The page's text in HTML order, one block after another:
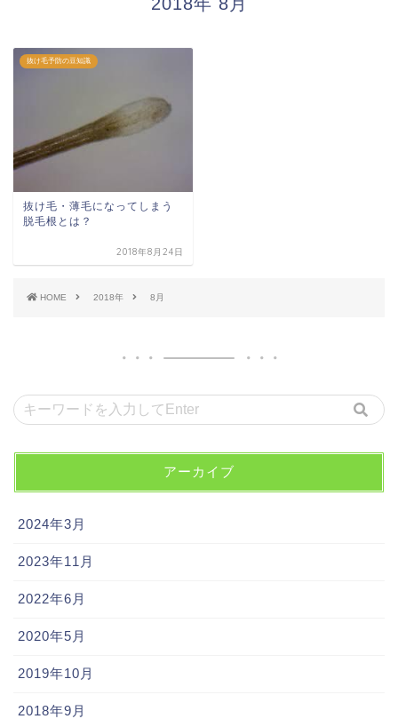
抜け毛予防の豆知識
抜け毛・薄毛になってしまう
脱毛根とは？
2018年8月24日
HOME 2018年 8月
アーカイブ
2024年3月
2023年11月
2022年6月
2020年5月
2019年10月
2018年9月